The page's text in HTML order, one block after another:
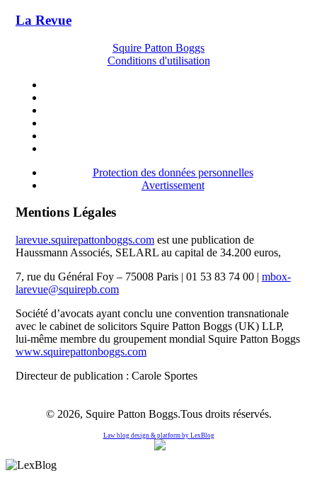
La Revue
Squire Patton Boggs
Conditions d'utilisation
Protection des données personnelles
Avertissement
Mentions Légales
larevue.squirepattonboggs.comest une publication de
Haussmann Associés, SELARL au capital de 34.200 euros,
7, rue du Général Foy – 75008 Paris | 01 53 83 74 00 | mbox-
larevue@squirepb.com
Société d’avocats ayant conclu une convention transnationale
avec le cabinet de solicitors Squire Patton Boggs (UK) LLP,
lui-même membre du groupement mondial Squire Patton Boggs
www.squirepattonboggs.com
Directeur de publication : Carole Sportes
© 2026, Squire Patton Boggs.Tous droits réservés.
Law blog design & platform by LexBlog